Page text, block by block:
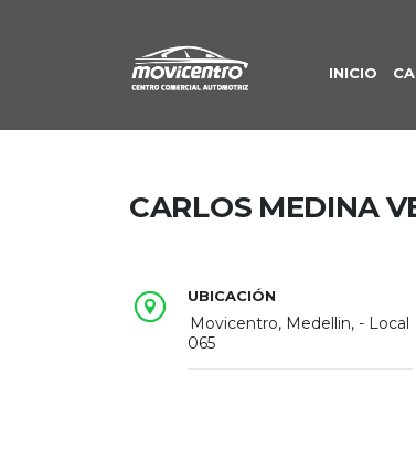
INICIO
CARLOS MEDINA
UBICACIÓN
Movicentro, Medellin, - Local
065